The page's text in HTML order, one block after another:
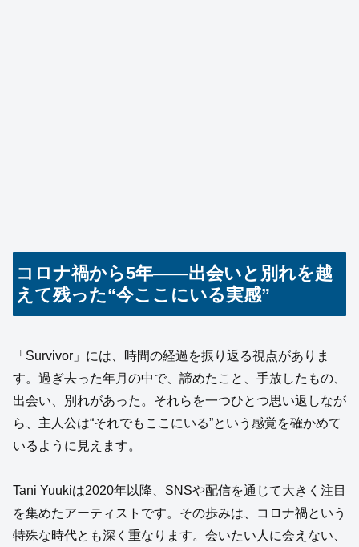
コロナ禍から5年——出会いと別れを越
えて残った“今ここにいる実感”
「Survivor」には、時間の経過を振り返る視点がありま
す。過ぎ去った年月の中で、諦めたこと、手放したもの、
出会い、別れがあった。それらを一つひとつ思い返しなが
ら、主人公は“それでもここにいる”という感覚を確かめて
いるように見えます。
Tani Yuukiは2020年以降、SNSや配信を通じて大きく注目
を集めたアーティストです。その歩みは、コロナ禍という
特殊な時代とも深く重なります。会いたい人に会えない、